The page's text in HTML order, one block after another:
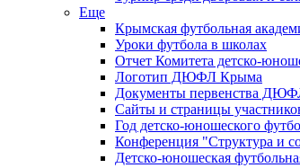
Еще
Крымская футбольная
Уроки футбола в школах
Отчет Комитета детско-
Логотип ДЮФЛ Крыма
Документы первенства
Сайты и страницы
Год детско-юношеского
Конференция "Структура и
Детско-юношеская